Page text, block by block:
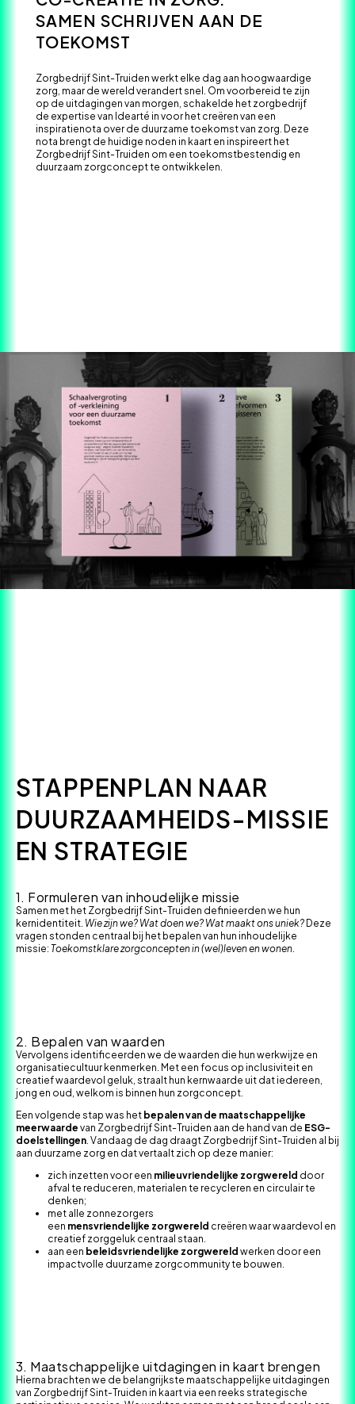
SAMEN SCHRIJVEN AAN DE
TOEKOMST
Zorgbedrijf Sint-Truiden werkt elke dag aan hoogwaardige
zorg, maar de wereld verandert snel. Om voorbereid te zijn
op de uitdagingen van morgen, schakelde het zorgbedrijf
de expertise van Idearté in voor het creëren van een
inspiratienota over de duurzame toekomst van zorg. Deze
nota brengt de huidige noden in kaart en inspireert het
Zorgbedrijf Sint-Truiden om een toekomstbestendig en
duurzaam zorgconcept te ontwikkelen.
STAPPENPLAN NAAR
DUURZAAMHEIDS-MISSIE
EN STRATEGIE
1. Formuleren van inhoudelijke missie
Samen met het Zorgbedrijf Sint-Truiden definieerden we hun
kernidentiteit. Wie zijn we? Wat doen we? Wat maakt ons uniek? Deze
vragen stonden centraal bij het bepalen van hun inhoudelijke
missie: Toekomstklare zorgconcepten in (wel)leven en wonen.
2. Bepalen van waarden
Vervolgens identificeerden we de waarden die hun werkwijze en
organisatiecultuur kenmerken. Met een focus op inclusiviteit en
creatief waardevol geluk, straalt hun kernwaarde uit dat iedereen,
jong en oud, welkom is binnen hun zorgconcept.
Een volgende stap was het bepalen van de maatschappelijke
meerwaarde van Zorgbedrijf Sint-Truiden aan de hand van de ESG-
doelstellingen. Vandaag de dag draagt Zorgbedrijf Sint-Truiden al bij
aan duurzame zorg en dat vertaalt zich op deze manier:
zich inzetten voor een milieuvriendelijke zorgwereld door
afval te reduceren, materialen te recycleren en circulair te
denken;
met alle zonnezorgers
een mensvriendelijke zorgwereld creëren waar waardevol en
creatief zorggeluk centraal staan.
aan een beleidsvriendelijke zorgwereld werken door een
impactvolle duurzame zorgcommunity te bouwen.
3. Maatschappelijke uitdagingen in kaart brengen
Hierna brachten we de belangrijkste maatschappelijke uitdagingen
van Zorgbedrijf Sint-Truiden in kaart via een reeks strategische